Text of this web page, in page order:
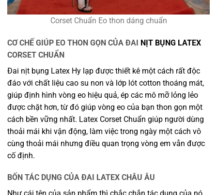
Corset Chuẩn Eo thon dáng chuẩn
CƠ CHẾ GIÚP EO THON GỌN CỦA ĐAI NỊT BỤNG LATEX
CORSET CHUẨN
Đai nịt bụng Latex Hy lạp được thiết kê một cách rất độc
đáo với chất liệu cao su non và lớp lót cotton thoáng mát,
giúp định hình vòng eo hiệu quả, ép các mô mỡ lỏng lẻo
được chặt hơn, từ đó giúp vòng eo của bạn thon gọn một
cách bền vững nhất. Latex Corset Chuẩn giúp người dùng
thoải mái khi vận động, làm việc trong ngày một cách vô
cùng thoải mái nhưng điều quan trọng vòng em vẫn được
cố định.
BỐN TÁC DỤNG CỦA ĐAI LATEX CHÂU ÂU